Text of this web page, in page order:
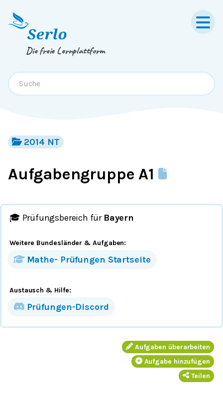
Springe zum
Die freie Lernplattform
2014 NT
Aufgabengruppe A1
🎓 Prüfungsbereich für Bayern
Weitere Bundesländer & Aufgaben:
Mathe- Prüfungen Startseite
Austausch & Hilfe:
Prüfungen-Discord
Aufgaben überarbeiten
Aufgabe hinzufügen
Teilen